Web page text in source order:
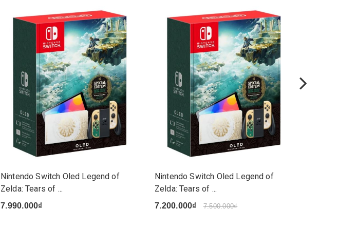
Nintendo Switch Oled Legend of
Zelda: Tears of ...
7.990.000₫
Nintendo Switch Oled Legend of
Zelda: Tears of ...
7.200.000₫ 7.500.000₫